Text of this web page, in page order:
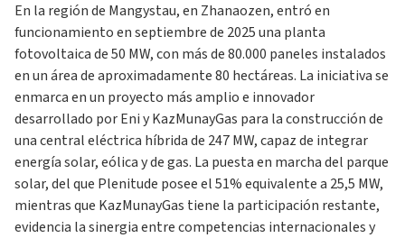
En la región de Mangystau, en Zhanaozen, entró en
funcionamiento en septiembre de 2025 una planta
fotovoltaica de 50 MW, con más de 80.000 paneles instalados
en un área de aproximadamente 80 hectáreas. La iniciativa se
enmarca en un proyecto más amplio e innovador
desarrollado por Eni y KazMunayGas para la construcción de
una central eléctrica híbrida de 247 MW, capaz de integrar
energía solar, eólica y de gas. La puesta en marcha del parque
solar, del que Plenitude posee el 51% equivalente a 25,5 MW,
mientras que KazMunayGas tiene la participación restante,
evidencia la sinergia entre competencias internacionales y